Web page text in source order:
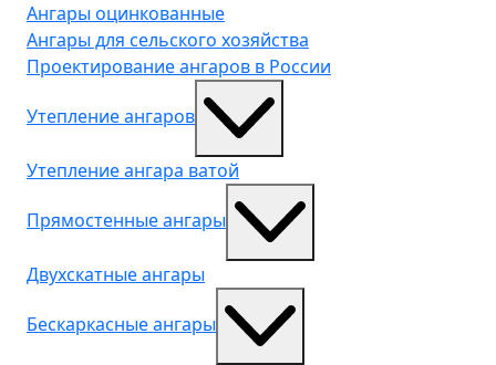
Ангары оцинкованные
Ангары для сельского хозяйства
Проектирование ангаров в России
Утепление ангаров
Утепление ангара ватой
Прямостенные ангары
Двухскатные ангары
Бескаркасные ангары